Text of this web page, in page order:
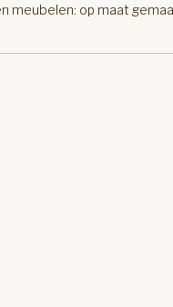
meubelen: op maat